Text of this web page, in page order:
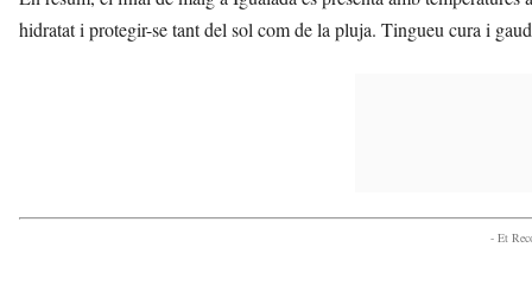
hidratat i protegir-se tant del sol com de la pluja. Tingueu cura i
- Et